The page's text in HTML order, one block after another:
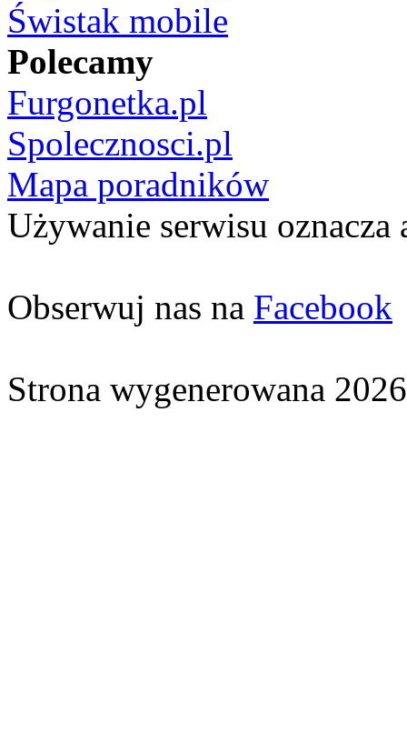
Świstak mobile
Polecamy
Furgonetka.pl
Spolecznosci.pl
Mapa poradników
Używanie serwisu oznacza
Obserwuj nas na Facebook
Strona wygenerowana